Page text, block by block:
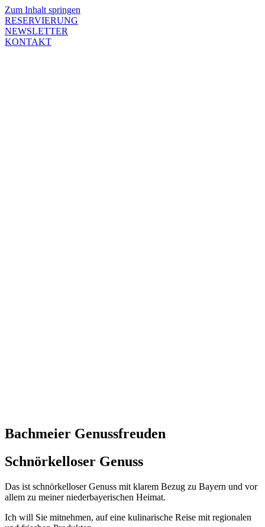
Zum Inhalt springen
RESERVIERUNG
NEWSLETTER
KONTAKT
Bachmeier Genussfreuden
Schnörkelloser Genuss
Das ist schnörkelloser Genuss mit klarem Bezug zu Bayern und vor
allem zu meiner niederbayerischen Heimat.
Ich will Sie mitnehmen, auf eine kulinarische Reise mit regionalen